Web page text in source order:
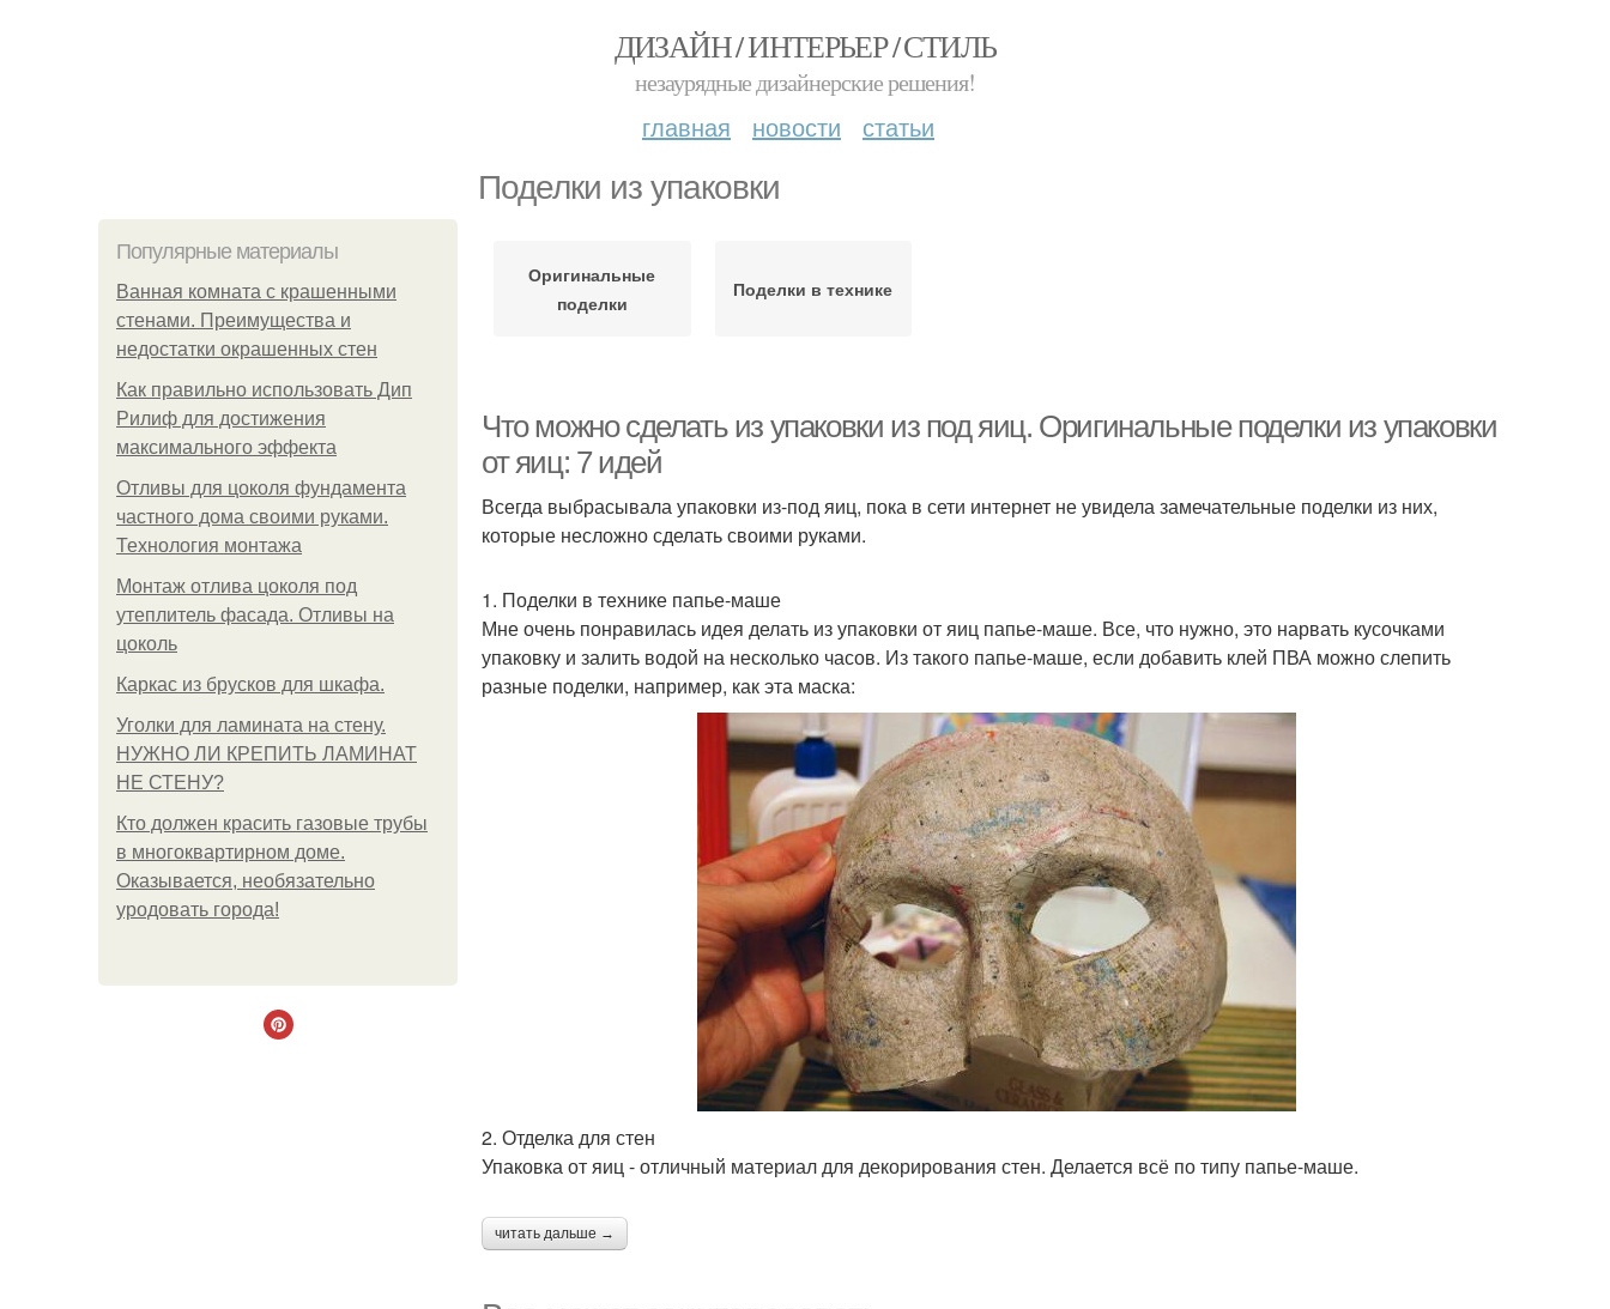
ДИЗАЙН / ИНТЕРЬЕР / СТИЛЬ
незаурядные дизайнерские решения!
главная новости статьи
Поделки из упаковки
Популярные материалы
Ванная комната с крашенными
стенами. Преимущества и
недостатки окрашенных стен
Как правильно использовать Дип
Рилиф для достижения
максимального эффекта
Отливы для цоколя фундамента
частного дома своими руками.
Технология монтажа
Монтаж отлива цоколя под
утеплитель фасада. Отливы на
цоколь
Каркас из брусков для шкафа.
Уголки для ламината на стену.
НУЖНО ЛИ КРЕПИТЬ ЛАМИНАТ
НЕ СТЕНУ?
Кто должен красить газовые трубы
в многоквартирном доме.
Оказывается, необязательно
уродовать города!
Оригинальные
поделки
Поделки в технике
Что можно сделать из упаковки из под яиц. Оригинальные поделки из упаковки
от яиц: 7 идей
Всегда выбрасывала упаковки из-под яиц, пока в сети интернет не увидела замечательные поделки из них,
которые несложно сделать своими руками.
1. Поделки в технике папье-маше
Мне очень понравилась идея делать из упаковки от яиц папье-маше. Все, что нужно, это нарвать кусочками
упаковку и залить водой на несколько часов. Из такого папье-маше, если добавить клей ПВА можно слепить
разные поделки, например, как эта маска:
2. Отделка для стен
Упаковка от яиц - отличный материал для декорирования стен. Делается всё по типу папье-маше.
читать дальше →